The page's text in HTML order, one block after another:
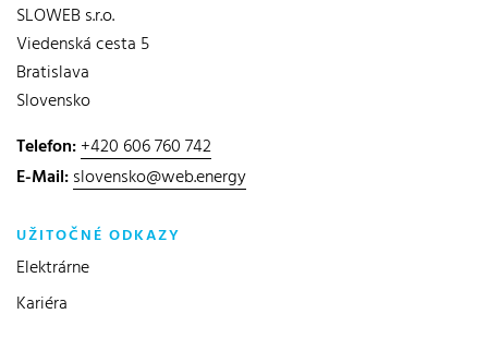
SLOWEB s.r.o.
Viedenská cesta 5
Bratislava
Slovensko
Telefon:+420 606 760 742
E-Mail:slovensko@web.energy
UŽITOČNÉ ODKAZY
Elektrárne
Kariéra